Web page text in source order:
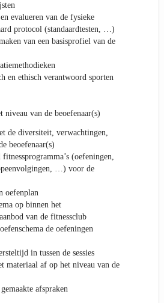
evalueren van de fysieke
protocol (standaardtesten, …)
van een basisprofiel van de
en ethisch verantwoord sporten
niveau van de beoefenaar(s)
de diversiteit, verwachtingen,
beoefenaar(s)
fitnessprogramma’s (oefeningen,
…) voor de
oefenplan
op binnen het
van de fitnessclub
de oefeningen
in tussen de sessies
materiaal af op het niveau van de
afspraken